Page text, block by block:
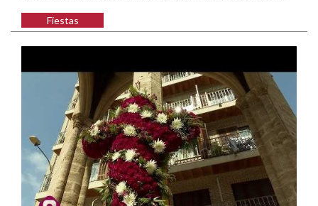
Fiestas